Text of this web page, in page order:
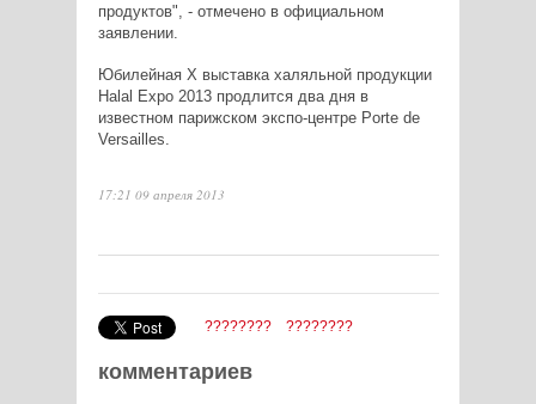
продуктов", - отмечено в официальном
заявлении.
Юбилейная X выставка халяльной продукции
Halal Expo 2013 продлится два дня в
известном парижском экспо-центре Porte de
Versailles.
17:21 09 апреля 2013
???????? ????????
комментариев